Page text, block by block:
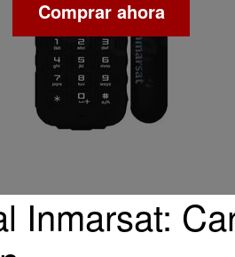
Comprar ahora
Inmarsat: